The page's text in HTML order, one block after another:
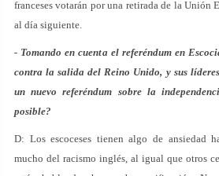
franceses votarán por una retirada de la Unión
al día siguiente.
- Tomando en cuenta el referéndum en
contra la salida del Reino Unido, y sus
un nuevo referéndum sobre la
posible?
D: Los escoceses tienen algo de ansiedad
mucho del racismo inglés, al igual que otros